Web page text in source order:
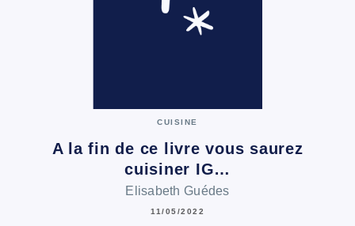
CUISINE
A la fin de ce livre vous saurez
cuisiner IG…
Elisabeth Guédes
11/05/2022